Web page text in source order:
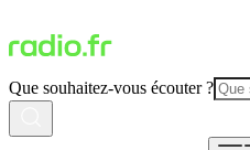
Que souhaitez-vous écouter ?